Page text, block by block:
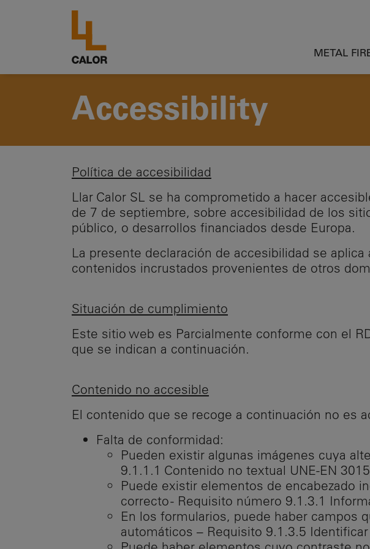
METAL
Accessibility
Política de accesibilidad
Llar Calor SL se ha comprometido a hacer
de 7 de septiembre, sobre accesibilidad de los
público, o desarrollos financiados desde Europa.
La presente declaración de accesibilidad se
contenidos incrustados provenientes de otros
Situación de cumplimiento
Este sitio web es Parcialmente conforme con el
que se indican a continuación.
Contenido no accesible
El contenido que se recoge a continuación no es
Falta de conformidad:
Pueden existir algunas imágenes cuya
9.1.1.1 Contenido no textual UNE-EN
Puede existir elementos de encabezado
correcto - Requisito número 9.1.3.1
En los formularios, puede haber campos
automáticos – Requisito 9.1.3.5